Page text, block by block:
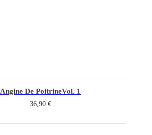
Angine De PoitrineVol. 1
36,90 €